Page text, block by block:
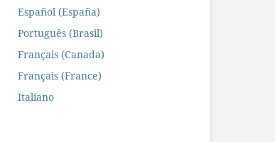
Español (España)
Português (Brasil)
Français (Canada)
Français (France)
Italiano